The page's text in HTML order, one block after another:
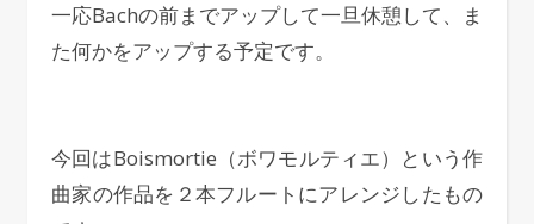
一応Bachの前までアップして一旦休憩して、ま
た何かをアップする予定です。
今回はBoismortie（ボワモルティエ）という作
曲家の作品を２本フルートにアレンジしたもの